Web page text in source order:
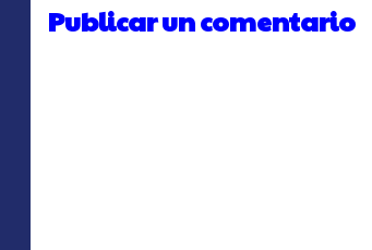
Publicar un comentario